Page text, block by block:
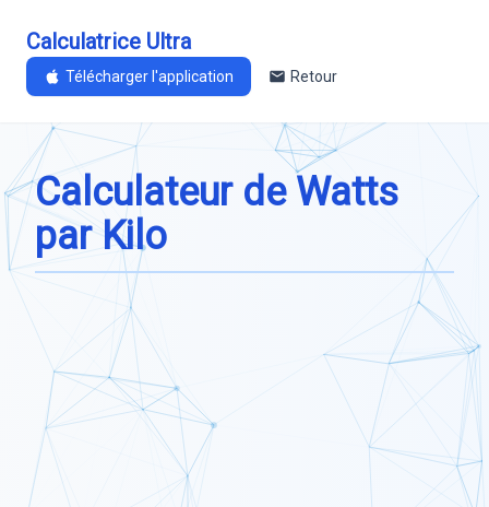
Calculatrice Ultra
Télécharger l'application Retour
Calculateur de Watts
par Kilo